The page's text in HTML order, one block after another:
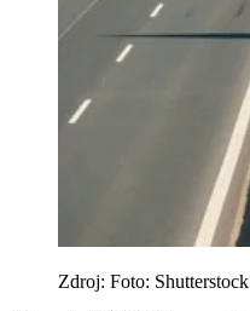
Zdroj: Foto: Shutterstock